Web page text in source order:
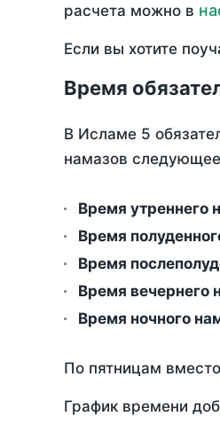
расчета можно в
Если вы хотите
Время
В Исламе 5
намазов
Время утреннего
Время
Время
Время вечернего
Время ночного
По пятницам
График времени